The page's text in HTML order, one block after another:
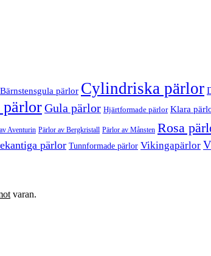
Bärnstensgula pärlor Cylindriska pärlor
pärlorGula pärlor Hjärtformade pärlor Klara
Aventurin Pärlor av Bergkristall Pärlor av Månsten Rosa
pärlor Tunnformade pärlor Vikingapärlor
varan.